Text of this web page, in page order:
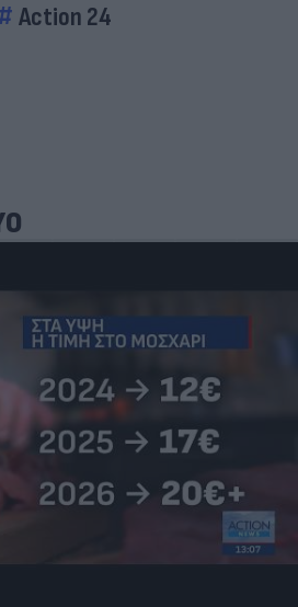
Action 24